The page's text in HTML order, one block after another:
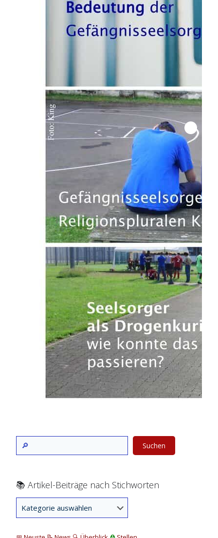
Suchen
📚 Artikel-Beiträge nach Stichworten